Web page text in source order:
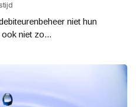
niet hun
niet zo...